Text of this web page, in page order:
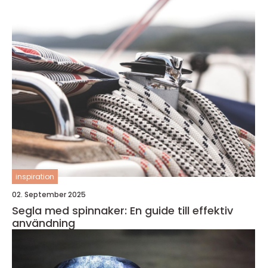
inspiration
02. September 2025
Segla med spinnaker: En guide till effektiv
användning